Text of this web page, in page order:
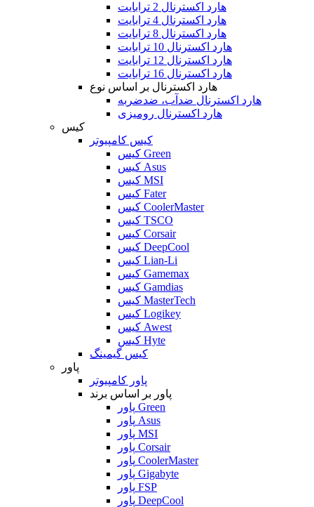
هارد اکسترنال 2 ترابایت
هارد اکسترنال 4 ترابایت
هارد اکسترنال 8 ترابایت
هارد اکسترنال 10 ترابایت
هارد اکسترنال 12 ترابایت
هارد اکسترنال 16 ترابایت
هارد اکسترنال بر اساس نوع
هارد اکسترنال ضدآب، ضدضربه
هارد اکسترنال رومیزی
کیس
کیس کامپیوتر
کیس Green
کیس Asus
کیس MSI
کیس Fater
کیس CoolerMaster
کیس TSCO
کیس Corsair
کیس DeepCool
کیس Lian-Li
کیس Gamemax
کیس Gamdias
کیس MasterTech
کیس Logikey
کیس Awest
کیس Hyte
کیس گیمینگ
پاور
پاور کامپیوتر
پاور بر اساس برند
پاور Green
پاور Asus
پاور MSI
پاور Corsair
پاور CoolerMaster
پاور Gigabyte
پاور FSP
پاور DeepCool